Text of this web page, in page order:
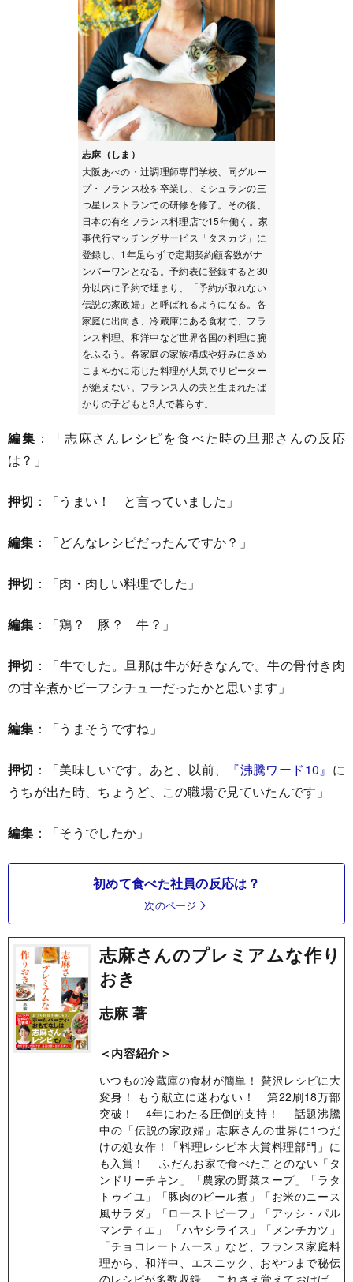
志麻（しま）
大阪あべの・辻調理師専門学校、同グルー
プ・フランス校を卒業し、ミシュランの三
つ星レストランでの研修を修了。その後、
日本の有名フランス料理店で15年働く。家
事代行マッチングサービス「タスカジ」に
登録し、1年足らずで定期契約顧客数がナ
ンバーワンとなる。予約表に登録すると30
分以内に予約で埋まり、「予約が取れない
伝説の家政婦」と呼ばれるようになる。各
家庭に出向き、冷蔵庫にある食材で、フラ
ンス料理、和洋中など世界各国の料理に腕
をふるう。各家庭の家族構成や好みにきめ
こまやかに応じた料理が人気でリピーター
が絶えない。フランス人の夫と生まれたば
かりの子どもと3人で暮らす。
編集 ：「志麻さんレシピを食べた時の旦那さんの反応
は？」
押切 ：「うまい！ と言っていました」
編集 ：「どんなレシピだったんですか？」
押切 ：「肉・肉しい料理でした」
編集 ：「鶏？ 豚？ 牛？」
押切 ：「牛でした。旦那は牛が好きなんで。牛の骨付き肉
の甘辛煮かビーフシチューだったかと思います」
編集 ：「うまそうですね」
押切 ：「美味しいです。あと、以前、 『沸騰ワード10』 に
うちが出た時、ちょうど、この職場で見ていたんです」
編集 ：「そうでしたか」
初めて食べた社員の反応は？
次のページ
志麻さんのプレミアムな作り
おき
志麻 著
＜内容紹介＞
いつもの冷蔵庫の食材が簡単！ 贅沢レシピに大
変身！ もう献立に迷わない！ 第22刷18万部
突破！ 4年にわたる圧倒的支持！ 話題沸騰
中の「伝説の家政婦」志麻さんの世界に1つだ
けの処女作！「料理レシピ本大賞料理部門」に
も入賞！ ふだんお家で食べたことのない「タ
ンドリーチキン」「農家の野菜スープ」「ラタ
トゥイユ」「豚肉のビール煮」「お米のニース
風サラダ」「ローストビーフ」「アッシ・パル
マンティエ」 「ハヤシライス」「メンチカツ」
「チョコレートムース」など、フランス家庭料
理から、和洋中、エスニック、おやつまで秘伝
のレシピが多数収録。 これさえ覚えておけば、